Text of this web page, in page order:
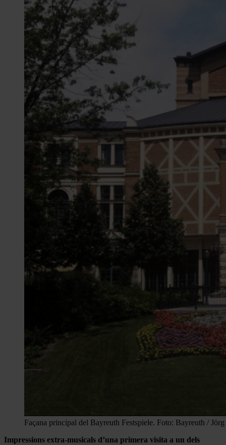
Façana principal del Bayreuth Festspiele. Foto: Bayreuth /
Impressions extra-musicals d’una primera visita a un dels